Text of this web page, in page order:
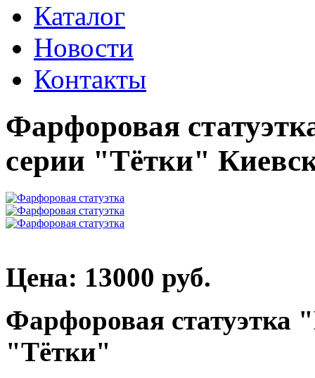
Каталог
Новости
Контакты
Фарфоровая
серии "Тётки"
Цена: 13000 руб.
Фарфоровая статуэтка
"Тётки"